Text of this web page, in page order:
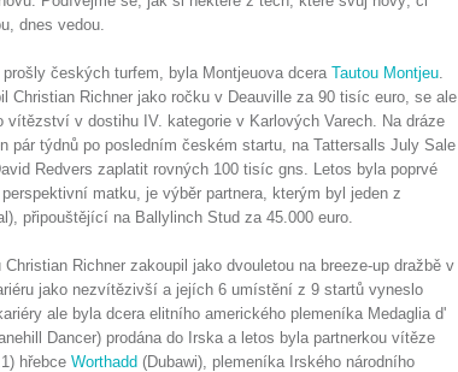
dnes vedou.
českých turfem, byla Montjeuova dcera Tautou Montjeu.
Christian Richner jako ročku v Deauville za 90 tisíc euro, se ale
v dostihu IV. kategorie v Karlových Varech. Na dráze
pár týdnů po posledním českém startu, na Tattersalls July Sale
Redvers zaplatit rovných 100 tisíc gns. Letos byla poprvé
matku, je výběr partnera, kterým byl jeden z
připouštějící na Ballylinch Stud za 45.000 euro.
Christian Richner zakoupil jako dvouletou na breeze-up dražbě v
jako nezvítězivší a jejích 6 umístění z 9 startů vyneslo
ale byla dcera elitního amerického plemeníka Medaglia d'
Dancer) prodána do Irska a letos byla partnerkou vítěze
hřebce Worthadd (Dubawi), plemeníka Irského národního